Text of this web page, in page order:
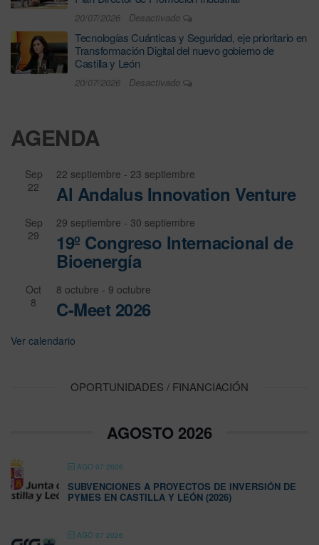
20/07/2026 Desactivado
Tecnologías Cuánticas y Seguridad, eje prioritario en
Transformación Digital del nuevo gobierno de
Castilla y León
20/07/2026 Desactivado
AGENDA
Sep
22
22 septiembre - 23 septiembre
Al Andalus Innovation Venture
Sep
29
29 septiembre - 30 septiembre
19º Congreso Internacional de
Bioenergía
Oct
8
8 octubre - 9 octubre
C-Meet 2026
Ver calendario
OPORTUNIDADES / FINANCIACIÓN
AGOSTO 2026
AGO 07 2026
SUBVENCIONES A PROYECTOS DE INVERSIÓN DE
PYMES EN CASTILLA Y LEÓN (2026)
AGO 07 2026